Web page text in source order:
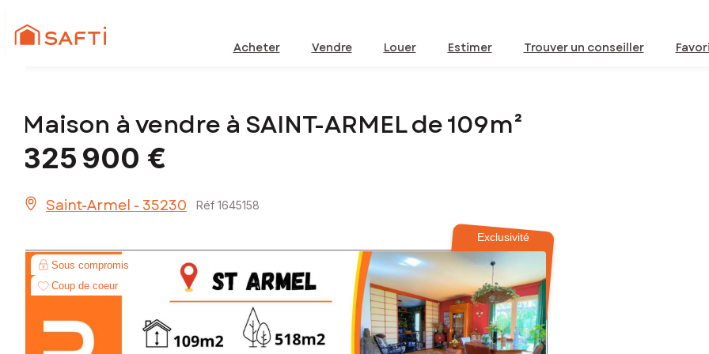
Acheter Vendre Louer Estimer Trouver un conseiller
Maison à vendre à SAINT-ARMEL de 109m²
325 900 €
Saint-Armel - 35230 Réf 1645158
Exclusivité
Sous compromis
Coup de coeur